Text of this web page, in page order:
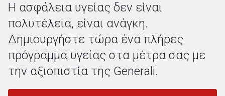
Η ασφάλεια υγείας δεν είναι
πολυτέλεια, είναι ανάγκη.
Δημιουργήστε τώρα ένα πλήρες
πρόγραμμα υγείας στα μέτρα σας με
την αξιοπιστία της Generali.